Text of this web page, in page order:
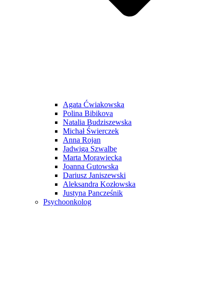
Agata Ćwiakowska
Polina Bibikova
Natalia Budziszewska
Michał Świerczek
Anna Rojan
Jadwiga Szwalbe
Marta Morawiecka
Joanna Gutowska
Dariusz Janiszewski
Aleksandra Kozłowska
Justyna Pancześnik
Psychoonkolog